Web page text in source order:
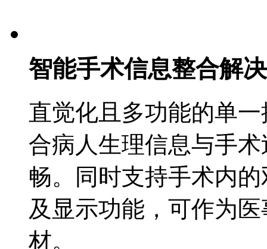
智能手术信息整合解
直觉化且多功能的单
合病人生理信息与手
畅。同时支持手术内
及显示功能，可作为
材。